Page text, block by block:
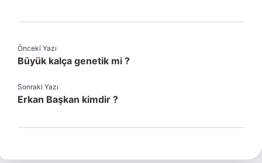
Önceki Yazı
Büyük kalça genetik mi ?
Sonraki Yazı
Erkan Başkan kimdir ?